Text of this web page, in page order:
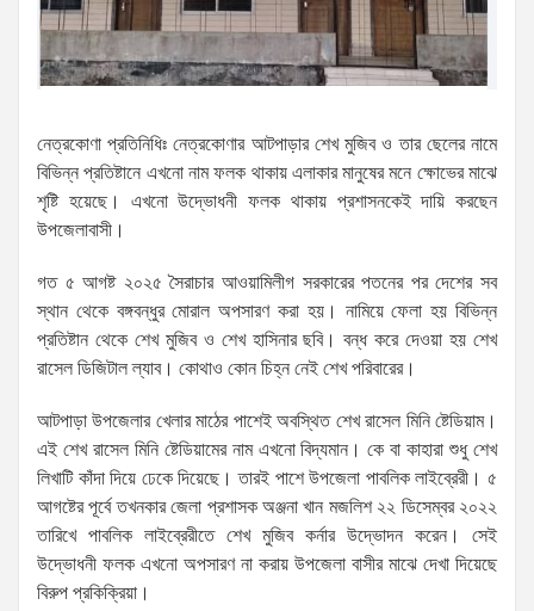
নেত্রকোণা প্রতিনিধিঃ নেত্রকোণার আটপাড়ার শেখ মুজিব ও তার ছেলের নামে
বিভিন্ন প্রতিষ্টানে এখনো নাম ফলক থাকায় এলাকার মানুষের মনে ক্ষোভের মাঝে
শৃষ্টি হয়েছে। এখনো উদ্ভোধনী ফলক থাকায় প্রশাসনকেই দায়ি করছেন
উপজেলাবাসী।
গত ৫ আগষ্ট ২০২৫ সৈরাচার আওয়ামিলীগ সরকারের পতনের পর দেশের সব
স্থান থেকে বঙ্গবন্ধুর মোরাল অপসারণ করা হয়। নামিয়ে ফেলা হয় বিভিন্ন
প্রতিষ্টান থেকে শেখ মুজিব ও শেখ হাসিনার ছবি। বন্ধ করে দেওয়া হয় শেখ
রাসেল ডিজিটাল ল্যাব। কোথাও কোন চিহ্ন নেই শেখ পরিবারের।
আটপাড়া উপজেলার খেলার মাঠের পাশেই অবস্থিত শেখ রাসেল মিনি ষ্টেডিয়াম।
এই শেখ রাসেল মিনি ষ্টেডিয়ামের নাম এখনো বিদ্যমান। কে বা কাহারা শুধু শেখ
লিখাটি কাঁদা দিয়ে ঢেকে দিয়েছে। তারই পাশে উপজেলা পাবলিক লাইব্রেরী। ৫
আগষ্টের পূর্বে তখনকার জেলা প্রশাসক অঞ্জনা খান মজলিশ ২২ ডিসেম্বর ২০২২
তারিখে পাবলিক লাইব্রেরীতে শেখ মুজিব কর্নার উদ্ভোদন করেন। সেই
উদ্ভোধনী ফলক এখনো অপসারণ না করায় উপজেলা বাসীর মাঝে দেখা দিয়েছে
বিরুপ প্রকিক্রিয়া।